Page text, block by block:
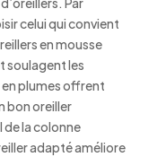
celui qui convient
en mousse
soulagent les
en plumes offrent
bon oreiller
la colonne
adapté améliore